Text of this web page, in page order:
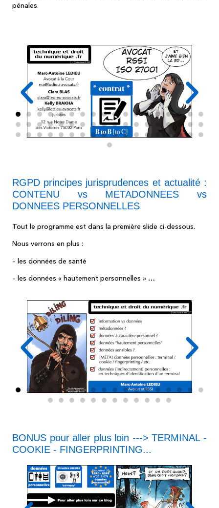
pénales.
RGPD principes jurisprudences et actualité :
CONTENU vs METADONNEES vs
DONNEES PERSONNELLES
Tout le programme est dans la première slide ci-dessous.
Nous verrons en plus :
– les données de santé
– les données « hautement personnelles » …
BONUS pour aller plus loin ---> TERMINAL -
COOKIE - FINGERPRINTING...